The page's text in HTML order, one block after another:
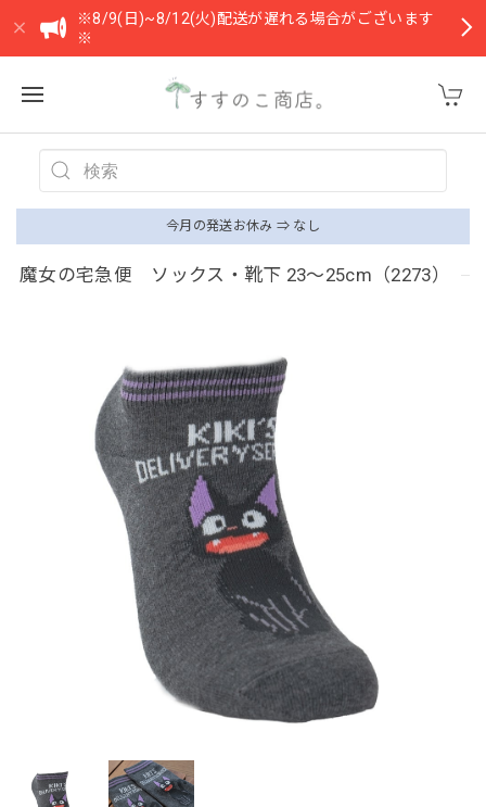
※8/9(日)~8/12(火)配送が遅れる場合がございます
※
今月の発送お休み ⇒ なし
魔女の宅急便 ソックス・靴下 23〜25cm（2273）